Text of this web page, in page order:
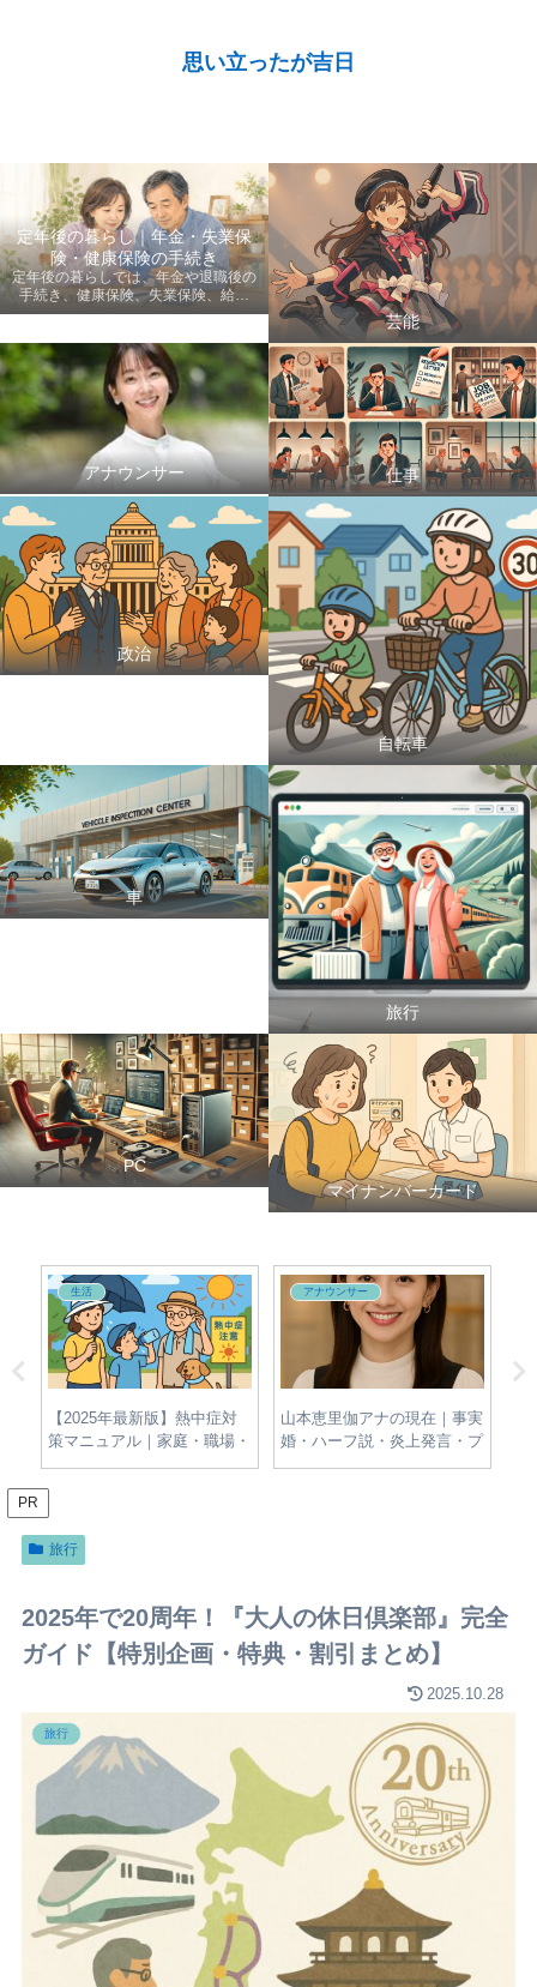
思い立ったが吉日
定年後の暮らし｜年金・失業保
険・健康保険の手続き
定年後の暮らしでは、年金や退職後の
手続き、健康保険、失業保険、給付
金、医療費など、老後に知っておきた
します。
芸能
アナウンサー 仕事
政治
自転車
車
旅行
PC
マイナンバーカード
生活
【2025年最新版】熱中症対
策マニュアル｜家庭・職場・
屋外でできる簡単＆効果的な
予防法とは？
アナウンサー
山本恵里伽アナの現在｜事実
婚・ハーフ説・炎上発言・プ
ロフィールをわかりやすく整
PR
旅行
2025年で20周年！『大人の休日倶楽部』完全
ガイド【特別企画・特典・割引まとめ】
2025.10.28
旅行